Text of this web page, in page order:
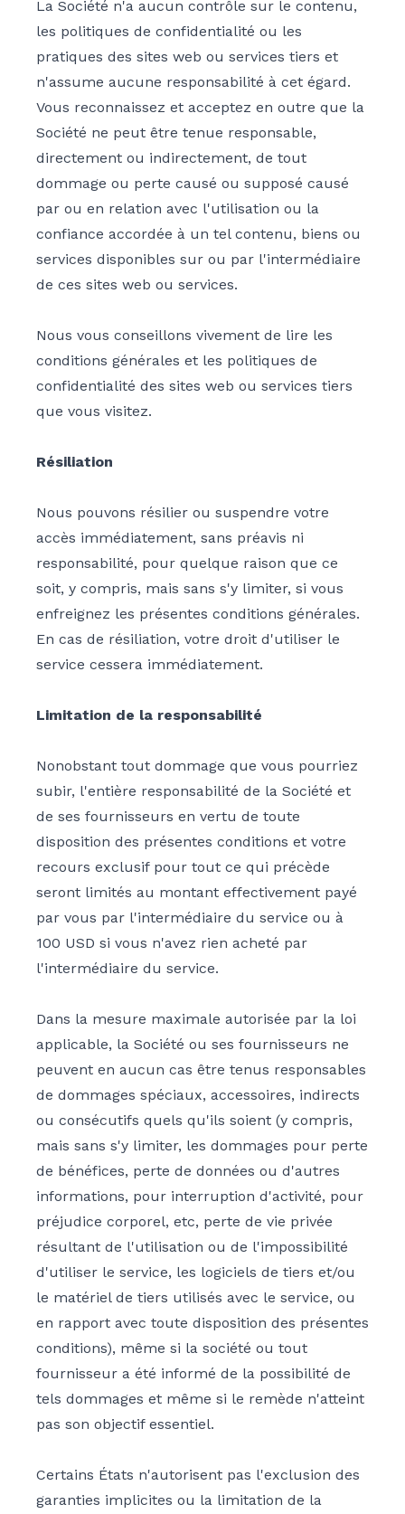
La Société n'a aucun contrôle sur le contenu,
les politiques de confidentialité ou les
pratiques des sites web ou services tiers et
n'assume aucune responsabilité à cet égard.
Vous reconnaissez et acceptez en outre que la
Société ne peut être tenue responsable,
directement ou indirectement, de tout
dommage ou perte causé ou supposé causé
par ou en relation avec l'utilisation ou la
confiance accordée à un tel contenu, biens ou
services disponibles sur ou par l'intermédiaire
de ces sites web ou services.
Nous vous conseillons vivement de lire les
conditions générales et les politiques de
confidentialité des sites web ou services tiers
que vous visitez.
Résiliation
Nous pouvons résilier ou suspendre votre
accès immédiatement, sans préavis ni
responsabilité, pour quelque raison que ce
soit, y compris, mais sans s'y limiter, si vous
enfreignez les présentes conditions générales.
En cas de résiliation, votre droit d'utiliser le
service cessera immédiatement.
Limitation de la responsabilité
Nonobstant tout dommage que vous pourriez
subir, l'entière responsabilité de la Société et
de ses fournisseurs en vertu de toute
disposition des présentes conditions et votre
recours exclusif pour tout ce qui précède
seront limités au montant effectivement payé
par vous par l'intermédiaire du service ou à
100 USD si vous n'avez rien acheté par
l'intermédiaire du service.
Dans la mesure maximale autorisée par la loi
applicable, la Société ou ses fournisseurs ne
peuvent en aucun cas être tenus responsables
de dommages spéciaux, accessoires, indirects
ou consécutifs quels qu'ils soient (y compris,
mais sans s'y limiter, les dommages pour perte
de bénéfices, perte de données ou d'autres
informations, pour interruption d'activité, pour
préjudice corporel, etc, perte de vie privée
résultant de l'utilisation ou de l'impossibilité
d'utiliser le service, les logiciels de tiers et/ou
le matériel de tiers utilisés avec le service, ou
en rapport avec toute disposition des présentes
conditions), même si la société ou tout
fournisseur a été informé de la possibilité de
tels dommages et même si le remède n'atteint
pas son objectif essentiel.
Certains États n'autorisent pas l'exclusion des
garanties implicites ou la limitation de la